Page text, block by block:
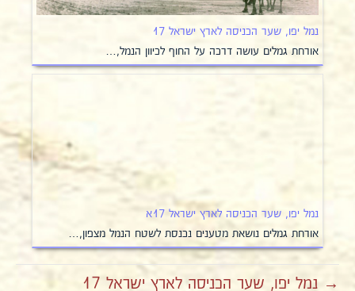
נמל יפו, שער הכניסה לארץ ישראל 17
אורחת גמלים עושה דרכה על החוף לכיוון הנמל,…
נמל יפו, שער הכניסה לארץ ישראל 17א
אורחת גמלים נושאת מטענים נכנסת לשטח הנמל מצפון,…
→ נמל יפו, שער הכניסה לארץ ישראל 17